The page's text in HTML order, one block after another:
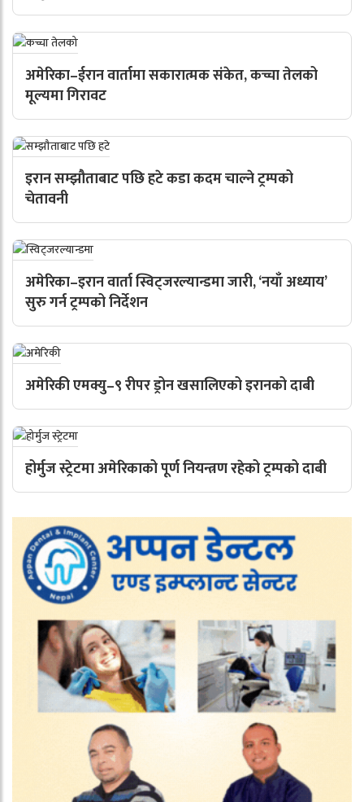
अमेरिका–ईरान वार्तामा सकारात्मक संकेत, कच्चा तेलको
मूल्यमा गिरावट
इरान सम्झौताबाट पछि हटे कडा कदम चाल्ने ट्रम्पको
चेतावनी
अमेरिका–इरान वार्ता स्विट्जरल्यान्डमा जारी, ‘नयाँ अध्याय’
सुरु गर्न ट्रम्पको निर्देशन
अमेरिकी एमक्यु–९ रीपर ड्रोन खसालिएको इरानको दाबी
होर्मुज स्ट्रेटमा अमेरिकाको पूर्ण नियन्त्रण रहेको ट्रम्पको दाबी